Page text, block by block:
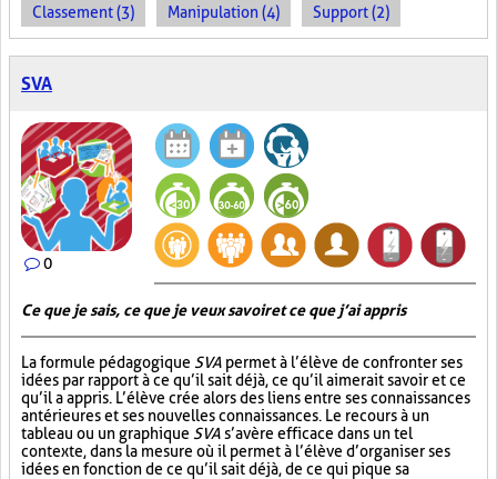
Classement (3) Manipulation (4) Support (2)
SVA
0
Ce que je sais, ce que je veux savoir et ce que j’ai appris
La formule pédagogique SVA permet à l’élève de confronter ses
idées par rapport à ce qu’il sait déjà, ce qu’il aimerait savoir et ce
qu’il a appris. L’élève crée alors des liens entre ses connaissances
antérieures et ses nouvelles connaissances. Le recours à un
tableau ou un graphique SVA s’avère efficace dans un tel
contexte, dans la mesure où il permet à l’élève d’organiser ses
idées en fonction de ce qu’il sait déjà, de ce qui pique sa